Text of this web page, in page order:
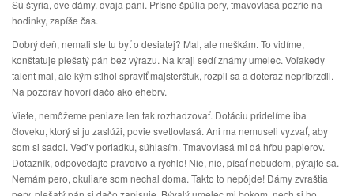
Sú štyria, dve dámy, dvaja páni. Prísne špúlia pery, tmavovlasá pozrie na
hodinky, zapíše čas.
Dobrý deň, nemali ste tu byť o desiatej? Mal, ale meškám. To vidíme,
konštatuje plešatý pán bez výrazu. Na kraji sedí známy umelec. Voľakedy
talent mal, ale kým stihol spraviť majsterštuk, rozpil sa a doteraz nepribrzdil.
Na pozdrav hovorí dačo ako ehebrv.
Viete, nemôžeme peniaze len tak rozhadzovať. Dotáciu pridelíme iba
človeku, ktorý si ju zaslúži, povie svetlovlasá. Ani ma nemuseli vyzvať, aby
som si sadol. Veď v poriadku, súhlasím. Tmavovlasá mi dá hŕbu papierov.
Dotazník, odpovedajte pravdivo a rýchlo! Nie, nie, písať nebudem, pýtajte sa.
Nemám pero, okuliare som nechal doma. Takto to nepôjde! Dámy zvraštia